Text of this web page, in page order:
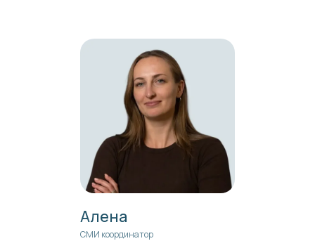
Алена
СМИ координатор